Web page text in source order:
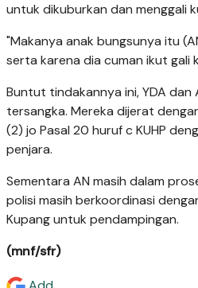
untuk dikuburkan dan menggali
"Makanya anak bungsunya itu
serta karena dia cuman ikut gali
Buntut tindakannya ini, YDA
tersangka. Mereka dijerat
(2) jo Pasal 20 huruf c KUHP
penjara.
Sementara AN masih dalam
polisi masih berkoordinasi
Kupang untuk pendampingan.
(mnf/sfr)